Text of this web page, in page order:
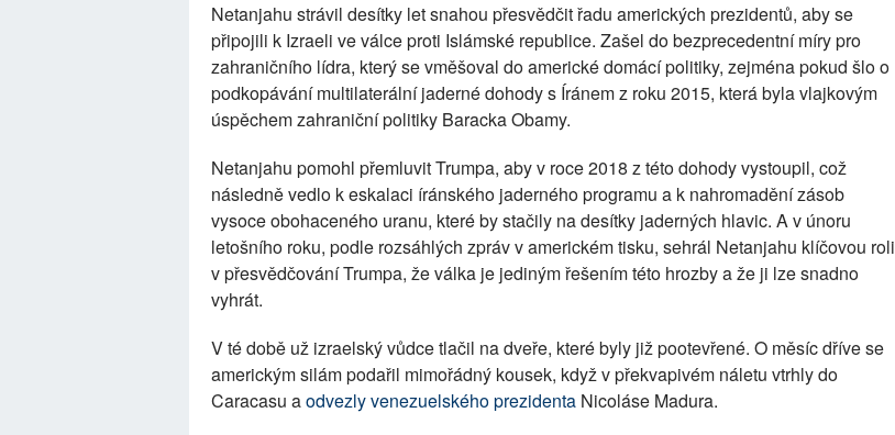
Netanjahu strávil desítky let snahou přesvědčit řadu amerických prezidentů, aby se
připojili k Izraeli ve válce proti Islámské republice. Zašel do bezprecedentní míry pro
zahraničního lídra, který se vměšoval do americké domácí politiky, zejména pokud šlo o
podkopávání multilaterální jaderné dohody s Íránem z roku 2015, která byla vlajkovým
úspěchem zahraniční politiky Baracka Obamy.
Netanjahu pomohl přemluvit Trumpa, aby v roce 2018 z této dohody vystoupil, což
následně vedlo k eskalaci íránského jaderného programu a k nahromadění zásob
vysoce obohaceného uranu, které by stačily na desítky jaderných hlavic. A v únoru
letošního roku, podle rozsáhlých zpráv v americkém tisku, sehrál Netanjahu klíčovou roli
v přesvědčování Trumpa, že válka je jediným řešením této hrozby a že ji lze snadno
vyhrát.
V té době už izraelský vůdce tlačil na dveře, které byly již pootevřené. O měsíc dříve se
americkým silám podařil mimořádný kousek, když v překvapivém náletu vtrhly do
Caracasu aodvezly venezuelského prezidenta Nicoláse Madura.